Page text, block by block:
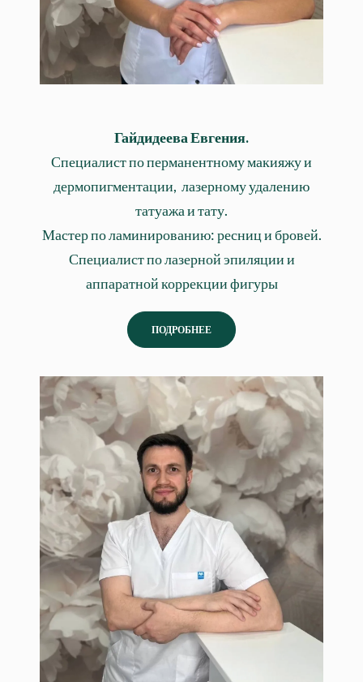
Гайдидеева Евгения.
Специалист по перманентному макияжу и
дермопигментации, лазерному удалению
татуажа и тату.
Мастер по ламинированию: ресниц и бровей.
Специалист по лазерной эпиляции и
аппаратной коррекции фигуры
ПОДРОБНЕЕ
Авдеевич Олег
Профессиональный массажист с
медицинским образованием. Косметик-
эстетист. Специалист по аппаратным
методикам.